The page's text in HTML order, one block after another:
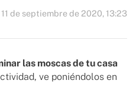
11 de septiembre de 2020, 13:23
las moscas de tu casa
ve poniéndolos en